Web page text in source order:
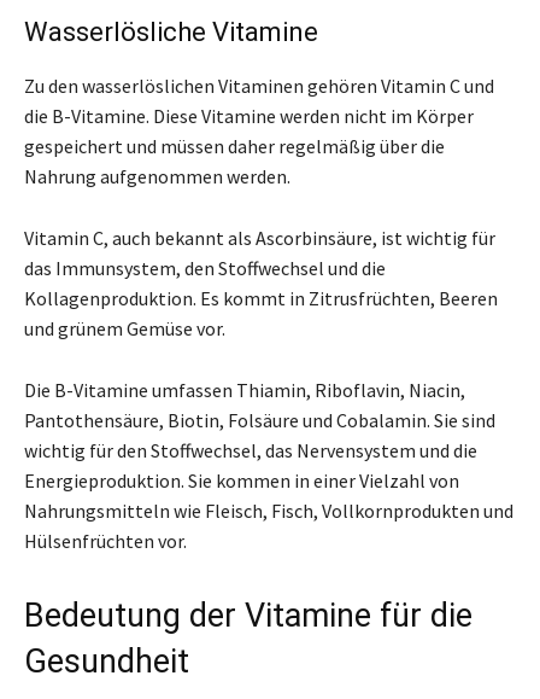
Wasserlösliche Vitamine
Zu den wasserlöslichen Vitaminen gehören Vitamin C und
die B-Vitamine. Diese Vitamine werden nicht im Körper
gespeichert und müssen daher regelmäßig über die
Nahrung aufgenommen werden.
Vitamin C, auch bekannt als Ascorbinsäure, ist wichtig für
das Immunsystem, den Stoffwechsel und die
Kollagenproduktion. Es kommt in Zitrusfrüchten, Beeren
und grünem Gemüse vor.
Die B-Vitamine umfassen Thiamin, Riboflavin, Niacin,
Pantothensäure, Biotin, Folsäure und Cobalamin. Sie sind
wichtig für den Stoffwechsel, das Nervensystem und die
Energieproduktion. Sie kommen in einer Vielzahl von
Nahrungsmitteln wie Fleisch, Fisch, Vollkornprodukten und
Hülsenfrüchten vor.
Bedeutung der Vitamine für die
Gesundheit